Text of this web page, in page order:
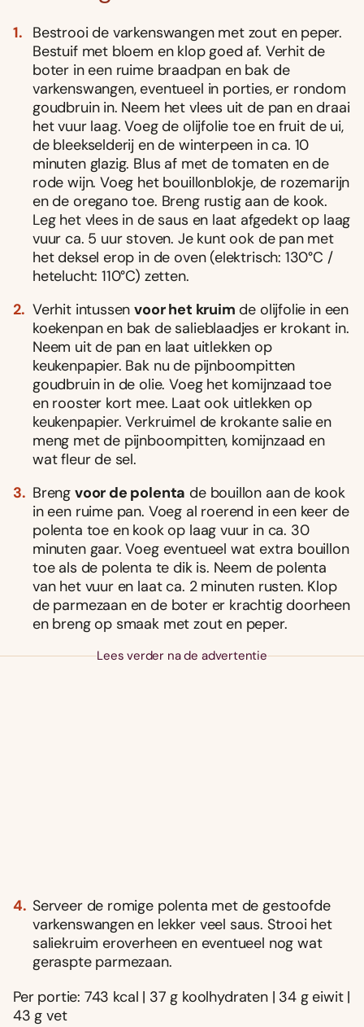
Bestrooi de varkenswangen met zout en peper.
Bestuif met bloem en klop goed af. Verhit de
boter in een ruime braadpan en bak de
varkenswangen, eventueel in porties, er rondom
goudbruin in. Neem het vlees uit de pan en draai
het vuur laag. Voeg de olijfolie toe en fruit de ui,
de bleekselderij en de winterpeen in ca. 10
minuten glazig. Blus af met de tomaten en de
rode wijn. Voeg het bouillonblokje, de rozemarijn
en de oregano toe. Breng rustig aan de kook.
Leg het vlees in de saus en laat afgedekt op laag
vuur ca. 5 uur stoven. Je kunt ook de pan met
het deksel erop in de oven (elektrisch: 130°C /
hetelucht: 110°C) zetten.
Verhit intussenvoor het kruim de olijfolie in een
koekenpan en bak de salieblaadjes er krokant in.
Neem uit de pan en laat uitlekken op
keukenpapier. Bak nu de pijnboompitten
goudbruin in de olie. Voeg het komijnzaad toe
en rooster kort mee. Laat ook uitlekken op
keukenpapier. Verkruimel de krokante salie en
meng met de pijnboompitten, komijnzaad en
wat fleur de sel.
Breng voor de polenta de bouillon aan de kook
in een ruime pan. Voeg al roerend in een keer de
polenta toe en kook op laag vuur in ca. 30
minuten gaar. Voeg eventueel wat extra bouillon
toe als de polenta te dik is. Neem de polenta
van het vuur en laat ca. 2 minuten rusten. Klop
de parmezaan en de boter er krachtig doorheen
en breng op smaak met zout en peper.
Lees verder na de advertentie
Serveer de romige polenta met de gestoofde
varkenswangen en lekker veel saus. Strooi het
saliekruim eroverheen en eventueel nog wat
geraspte parmezaan.
Per portie: 743 kcal | 37 g koolhydraten | 34 g eiwit |
43 g vet